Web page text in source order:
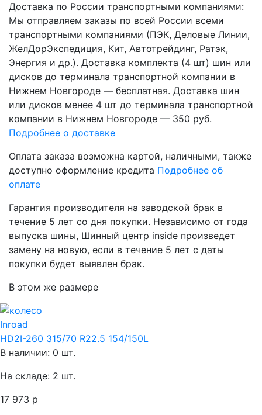
Доставка по России транспортными компаниями:
Мы отправляем заказы по всей России всеми
транспортными компаниями (ПЭК, Деловые Линии,
ЖелДорЭкспедиция, Кит, Автотрейдинг, Ратэк,
Энергия и др.). Доставка комплекта (4 шт) шин или
дисков до терминала транспортной компании в
Нижнем Новгороде — бесплатная. Доставка шин
или дисков менее 4 шт до терминала транспортной
компании в Нижнем Новгороде — 350 руб.
Подробнее о доставке
Оплата заказа возможна картой, наличными, также
доступно оформление кредита Подробнее об
оплате
Гарантия производителя на заводской брак в
течение 5 лет со дня покупки. Независимо от года
выпуска шины, Шинный центр inside произведет
замену на новую, если в течение 5 лет с даты
покупки будет выявлен брак.
В этом же размере
Inroad
HD2I-260 315/70 R22.5 154/150L
В наличии: 0 шт.
На складе: 2 шт.
17 973 р